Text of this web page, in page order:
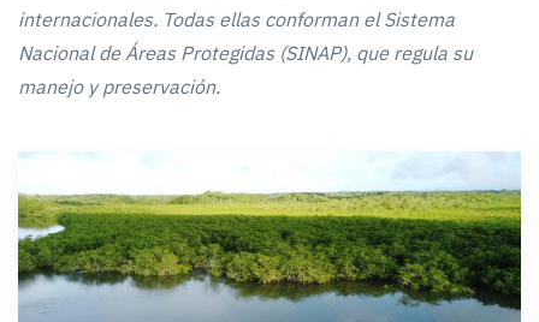
internacionales. Todas ellas conforman el Sistema
Nacional de Áreas Protegidas (SINAP), que regula su
manejo y preservación.